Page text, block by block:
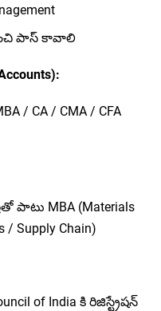
పాస్ కావాలి
/ CA / CMA / CFA
పాటు MBA (Materials
/ Supply Chain)
of India కి రిజిస్ట్రేషన్